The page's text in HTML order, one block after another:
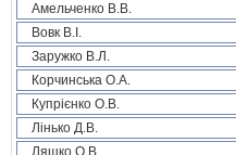
Амельченко В.В.
Вовк В.І.
Заружко В.Л.
Корчинська О.А.
Купрієнко О.В.
Лінько Д.В.
Ляшко О.В.